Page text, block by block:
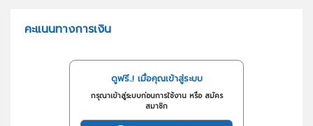
คะแนนทางการเงิน
ดูฟรี..! เมื่อคุณเข้าสู่ระบบ
กรุณาเข้าสู่ระบบก่อนการใช้งาน หรือ สมัคร
สมาชิก